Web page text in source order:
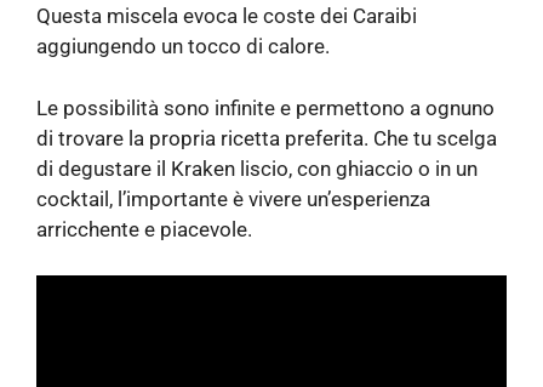
Questa miscela evoca le coste dei Caraibi
aggiungendo un tocco di calore.
Le possibilità sono infinite e permettono a ognuno
di trovare la propria ricetta preferita. Che tu scelga
di degustare il Kraken liscio, con ghiaccio o in un
cocktail, l’importante è vivere un’esperienza
arricchente e piacevole.